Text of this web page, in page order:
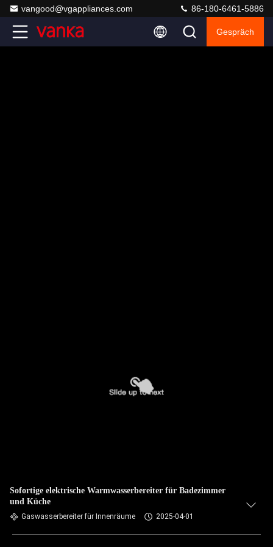
vangood@vgappliances.com 86-180-6461-5886
Gespräch
Sofortige elektrische Warmwasserbereiter für Badezimmer
und Küche
Gaswasserbereiter für Innenräume 2025-04-01